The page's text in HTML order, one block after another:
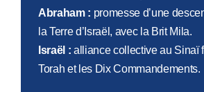
Abraham : promesse d’une
la Terre d’Israël, avec la Brit Mila.
Israël : alliance collective au Sinaï
Torah et les Dix Commandements.